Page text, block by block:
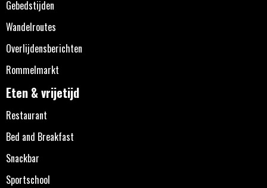
Gebedstijden
Wandelroutes
Overlijdensberichten
Rommelmarkt
Eten & vrijetijd
Restaurant
Bed and Breakfast
Snackbar
Sportschool